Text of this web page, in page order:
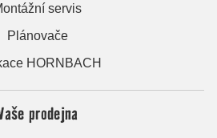
servis
Plánovače
HORNBACH
prodejna